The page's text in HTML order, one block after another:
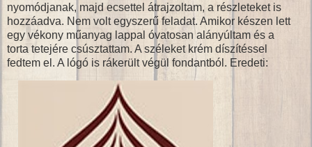
nyomódjanak, majd ecsettel átrajzoltam, a részleteket is
hozzáadva. Nem volt egyszerű feladat. Amikor készen lett
egy vékony műanyag lappal óvatosan alányúltam és a
torta tetejére csúsztattam. A széleket krém díszítéssel
fedtem el. A lógó is rákerült végül fondantból. Eredeti: